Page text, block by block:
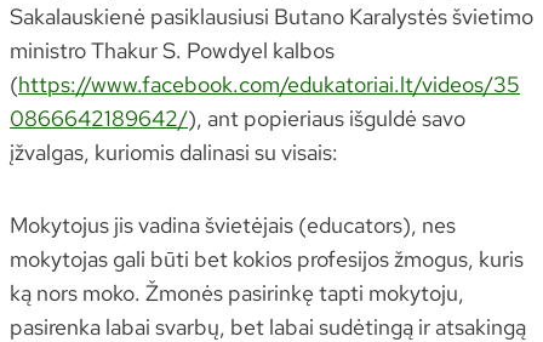
Sakalauskienė pasiklausiusi Butano Karalystės švietimo
ministro Thakur S. Powdyel kalbos
(https://www.facebook.com/edukatoriai.lt/videos/35
0866642189642/), ant popieriaus išguldė savo
įžvalgas, kuriomis dalinasi su visais:
Mokytojus jis vadina švietėjais (educators), nes
mokytojas gali būti bet kokios profesijos žmogus, kuris
ką nors moko. Žmonės pasirinkę tapti mokytoju,
pasirenka labai svarbų, bet labai sudėtingą ir atsakingą